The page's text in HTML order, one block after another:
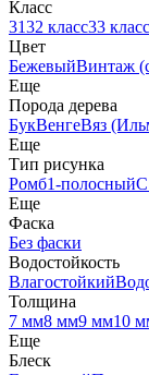
Класс
3132 класс33 класс
Цвет
БежевыйВинтаж
Еще
Порода дерева
БукВенгеВяз
Еще
Тип рисунка
Ромб1-полосныйС
Еще
Фаска
Без фаски
Водостойкость
Влагостойкий
Толщина
7 мм8 мм9 мм10
Еще
Блеск